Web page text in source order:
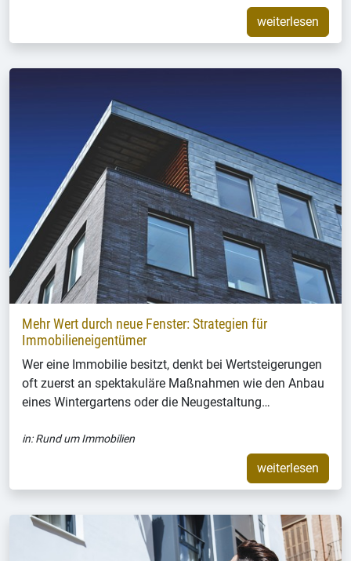
weiterlesen
Mehr Wert durch neue Fenster: Strategien für
Immobilieneigentümer
Wer eine Immobilie besitzt, denkt bei Wertsteigerungen
oft zuerst an spektakuläre Maßnahmen wie den Anbau
eines Wintergartens oder die Neugestaltung…
in:Rund um Immobilien
weiterlesen